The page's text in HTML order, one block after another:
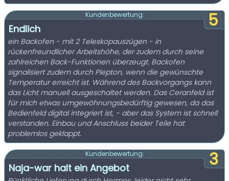
5
Kundenbewertung:
Endlich
ein Backofen - mit 2 Teleskopauszügen - in
rückenfreundlicher Arbeitshöhe, der zudem durch seine
zahlreichen Back-Funktionen überzeugt. Backofen
signalisiert zudem durch Piepton, wenn die gewünschte
Temperatur erreicht ist. Während des Backvorgangs kann
das Licht manuell ausgeschaltet werden. Das Ceranfeld ist
für mich etwas umgewöhnungsbedürftig gewesen, da das
Bedienfeld digital integriert ist, - aber das System ist schnell
verstanden. Einbau und Anschluss beider Teile hat
problemlos geklappt.
3
Kundenbewertung:
Naja-war halt ein Angebot